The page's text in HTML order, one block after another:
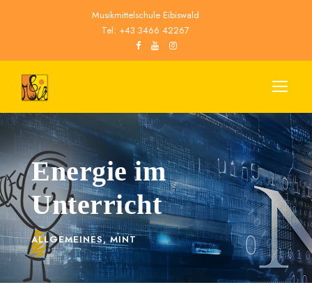
Musikmittelschule Eibiswald
Tel: +43 3466 42267
Energie im
Unterricht
ALLGEMEINES, MINT